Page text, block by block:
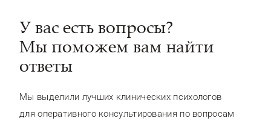
У вас есть вопросы?
Мы поможем вам найти
ответы
Мы выделили лучших клинических психологов
для оперативного консультирования по вопросам